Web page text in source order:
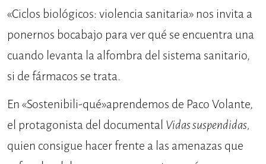
«Ciclos biológicos: violencia sanitaria» nos invita a
ponernos bocabajo para ver qué se encuentra una
cuando levanta la alfombra del sistema sanitario,
si de fármacos se trata.
En «Sostenibili-qué»aprendemos de Paco Volante,
el protagonista del documental Vidas suspendidas,
quien consigue hacer frente a las amenazas que